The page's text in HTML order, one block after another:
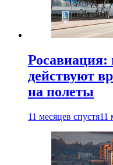
Росавиация:
действуют
на полеты
11 месяцев спустя11